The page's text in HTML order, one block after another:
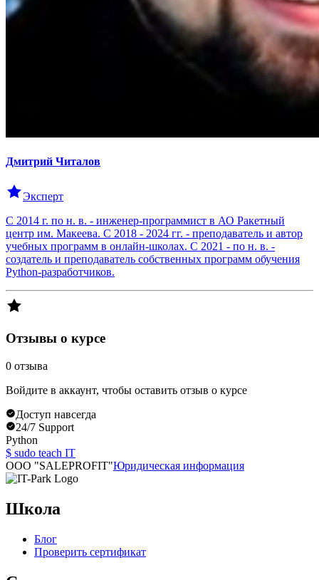
Дмитрий Читалов
Эксперт
С 2014 г. по н. в. - инженер-программист в АО Ракетный
центр им. Макеева. С 2018 - 2024 гг. - преподаватель и автор
учебных программ в онлайн-школах. C 2021 - по н. в. -
создатель и преподаватель собственных программ обучения
Python-разработчиков.
Отзывы о курсе
0 отзыва
Войдите в аккаунт, чтобы оставить отзыв о курсе
Доступ навсегда
24/7 Support
Python
$ sudo teach IT
OOO "SALEPROFIT"Юридическая информация
Школа
Блог
Проверить сертификат